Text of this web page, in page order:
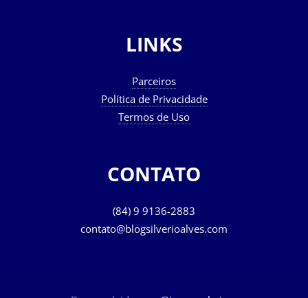
LINKS
Parceiros
Política de Privacidade
Termos de Uso
CONTATO
(84) 9 9136-2883
contato@blogsilverioalves.com